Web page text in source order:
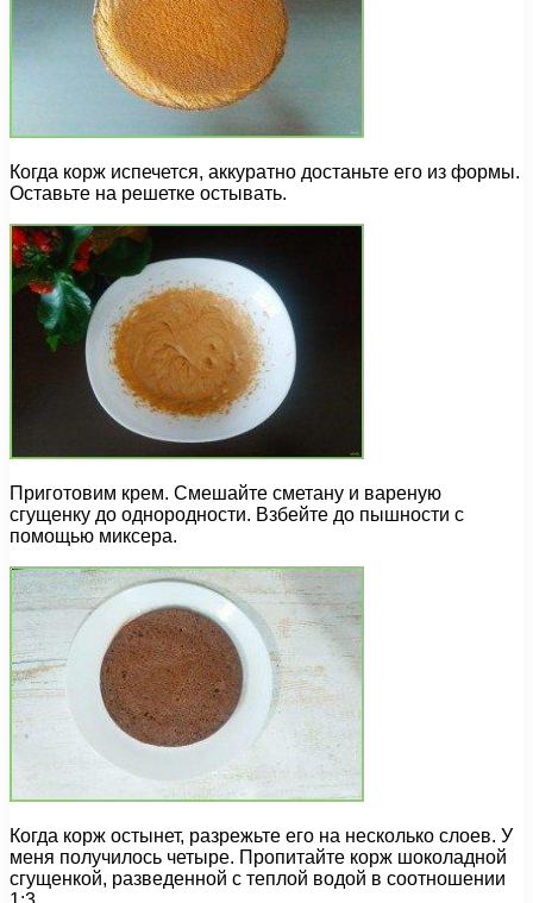
Когда корж испечется, аккуратно достаньте его из формы.
Оставьте на решетке остывать.
Приготовим крем. Смешайте сметану и вареную
сгущенку до однородности. Взбейте до пышности с
помощью миксера.
Когда корж остынет, разрежьте его на несколько слоев. У
меня получилось четыре. Пропитайте корж шоколадной
сгущенкой, разведенной с теплой водой в соотношении